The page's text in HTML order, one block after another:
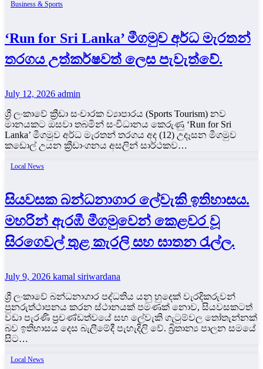
Business & Sports
‘Run for Sri Lanka’ මීගමුව අර්ධ මැරතන්
තරගය උත්කර්ෂවත් ලෙස පැවැත්වේ.
July 12, 2026 admin
ශ්‍රී ලංකාවේ ක්‍රීඩා සංචාරක ව්‍යාපාරය (Sports Tourism) නව
මානයකට ඔසවා තබමින් සංවිධානය කෙරුණු ‘Run for Sri
Lanka’ මීගමුව අර්ධ මැරතන් තරගය අද (12) උදෑසන මීගමුව
කඩොල් උයන ක්‍රීඩාංගනය අසලින් සාර්ථකව…
Local News
සියවසක බන්ධනාගාර ලේවැකි ඉතිහාසය.
මහරින් ඇරඹී මීගමුවෙන් කෙළවර වූ
සිරගෙවල් තුළ කැරලි සහ ඝාතන රැල්ල.
July 9, 2026 kamal siriwardana
ශ්‍රී ලංකාවේ බන්ධනාගාර පද්ධතිය යනු හුදෙක් වැරදිකරුවන්
පුනරුත්ථාපනය කරන ස්ථානයක් පමණක් නොව, සියවසකටත්
වඩා පැරණි ප්‍රචණ්ඩත්වයේ සහ ලේවැකි ගැටුම්වල තෝතැන්නක්
බව ඉතිහාසය දෙස බැලීමේදී පැහැදිලි වේ. බ්‍රිතාන්‍ය පාලන සමයේ
සිට…
Local News